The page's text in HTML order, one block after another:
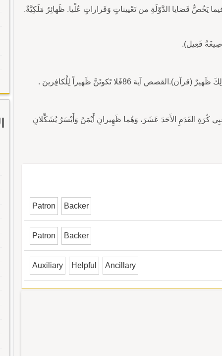
قَضايا الدَّوْلَةِ من تَعْييناتٍ وَقَراراتٍ عُلْيا. ظَهائِرُ مَلَكِيَّةٌ.
فَعِيل).
2 - هُوَ ظَهيرهُ : مُعينُهُالتحريم آية 4 والْمَلائِكَةُ بَعْدَ ذَلِكَ ظَهيرٌ (قرآن).القصص آية 86فَلا تَكونَنَّ ظَهيراً لِلْكافِرينَ .
كُرَةِ القَدَمِ الأَحَدَ عَشَرَ، وَهُما ظَهِيرانِ أَيْمَنُ وَأَيْسَرُ يُشَكِّلانِ
Patron Backer
Patron Backer
Auxiliary Helpful Ancillary